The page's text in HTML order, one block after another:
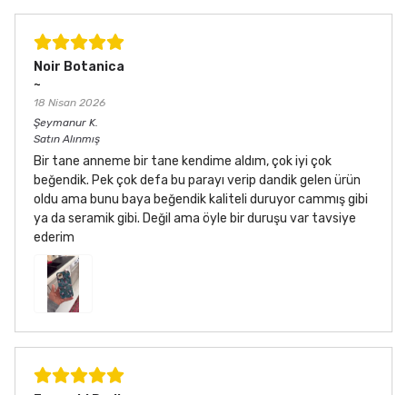
Noir Botanica
~
18 Nisan 2026
Şeymanur K.
Satın Alınmış
Bir tane anneme bir tane kendime aldım, çok iyi çok
beğendik. Pek çok defa bu parayı verip dandik gelen ürün
oldu ama bunu baya beğendik kaliteli duruyor cammış gibi
ya da seramik gibi. Değil ama öyle bir duruşu var tavsiye
ederim